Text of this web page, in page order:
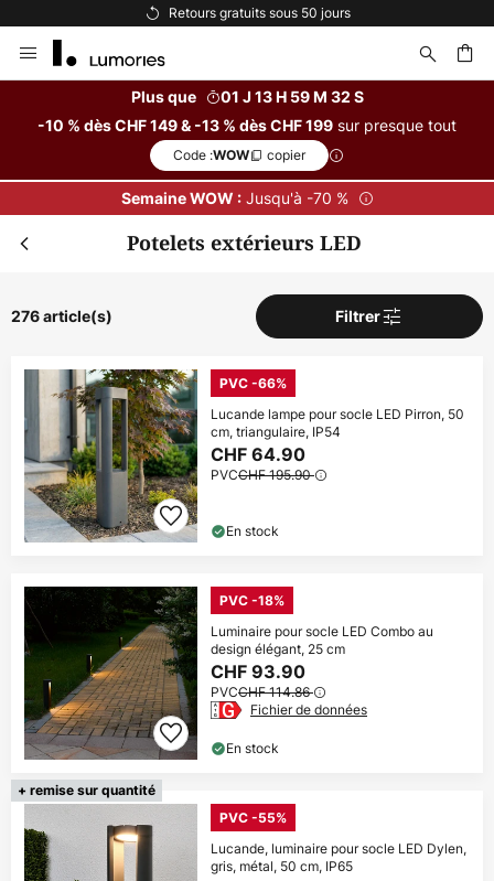
Options de paiement flexibles
Allez
au
Plus que
01 J 13 H 59 M 31 S
-10 % dès CHF 149 & -13 % dès CHF 199 sur presque tout
Code :WOW copier
Semaine WOW :Jusqu'à -70 %
Potelets extérieurs LED
276 article(s) Filtrer
PVC -66%
Lucande lampe pour socle LED Pirron, 50
cm, triangulaire, IP54
CHF 64.90
PVCCHF 195.90
En stock
PVC -18%
Luminaire pour socle LED Combo au
design élégant, 25 cm
CHF 93.90
PVCCHF 114.86
Fichier de données
En stock
+ remise sur quantité
PVC -55%
Lucande, luminaire pour socle LED Dylen,
gris, métal, 50 cm, IP65